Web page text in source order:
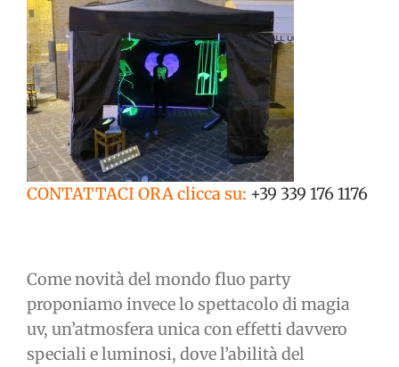
CONTATTACI ORA clicca su: +39 339 176 1176
Come novità del mondo fluo party
proponiamo invece lo spettacolo di magia
uv, un’atmosfera unica con effetti davvero
speciali e luminosi, dove l’abilità del